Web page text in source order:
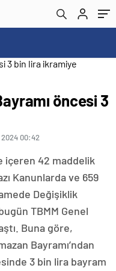
öncesi 3
2024 00:42
içeren 42 maddelik
Kanunlarda ve 659
Değişiklik
TBMM Genel
Buna göre,
Bayramı’ndan
3 bin lira bayram